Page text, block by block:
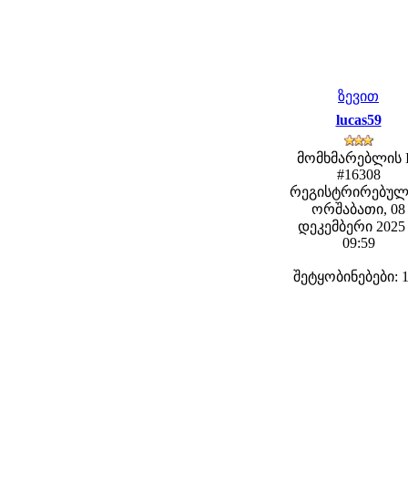
ზევით
lucas59
მომხმარებლის
#16308
ორშაბათი, 08
დეკემბერი 2025
09:59
შეტყობინებები: